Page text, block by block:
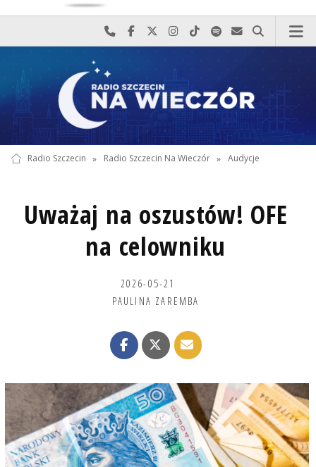
Najlepiej po prostu do nas zadzwoń
Odwiedź nas na Facebook-u
Odwiedź nas na X
Odwiedź nas na Instagram-ie
Odwiedź nas na TikTok-u
Szukaj nas na Spotify
Wyślij do nas
Szukaj
Radio Szczecin » Radio Szczecin Na Wieczór » Audycje
Uważaj na oszustów! OFE
na celowniku
2026-05-21
PAULINA ZAREMBA